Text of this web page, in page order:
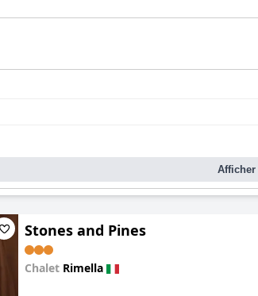
Stones and Pines
Chalet Rimella